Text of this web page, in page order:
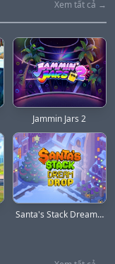
Xem tất cả →
Jammin Jars 2
Santa's Stack Dream Drop